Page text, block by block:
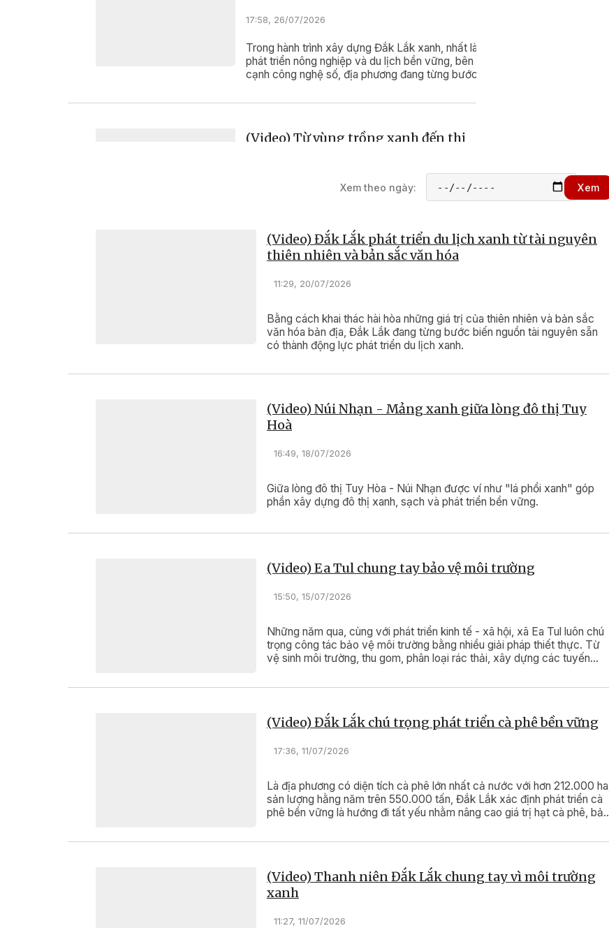
17:58, 26/07/2026
Trong hành trình xây dựng Đắk Lắk xanh, nhất là
phát triển nông nghiệp và du lịch bền vững, bên
cạnh công nghệ số, địa phương đang từng bước
kết nối trải nghiệm thực tế.
(Video) Từ vùng trồng xanh đến thị
toàn bộ quy trình sản xuất và truy xuất nguồn gốc.
Đây cũng là lý do Đắk Lắk đẩy mạnh xây dựng mã
số vùng trồng, phát triển vùng nguyên liệu theo
và sức cạnh tranh của ngành hàng sầu riêng.
Xem theo ngày: Xem
(Video) Đắk Lắk phát triển du lịch xanh từ tài nguyên
thiên nhiên và bản sắc văn hóa
11:29, 20/07/2026
Bằng cách khai thác hài hòa những giá trị của thiên nhiên và bản sắc
văn hóa bản địa, Đắk Lắk đang từng bước biến nguồn tài nguyên sẵn
có thành động lực phát triển du lịch xanh.
(Video) Núi Nhạn - Mảng xanh giữa lòng đô thị Tuy
Hoà
16:49, 18/07/2026
Giữa lòng đô thị Tuy Hòa - Núi Nhạn được ví như "lá phổi xanh" góp
phần xây dựng đô thị xanh, sạch và phát triển bền vững.
(Video) Ea Tul chung tay bảo vệ môi trường
15:50, 15/07/2026
Những năm qua, cùng với phát triển kinh tế - xã hội, xã Ea Tul luôn chú
trọng công tác bảo vệ môi trường bằng nhiều giải pháp thiết thực. Từ
vệ sinh môi trường, thu gom, phân loại rác thải, xây dựng các tuyến
công tác bảo vệ môi trường ngày càng đi vào nền nếp, góp phần xây
(Video) Đắk Lắk chú trọng phát triển cà phê bền vững
17:36, 11/07/2026
Là địa phương có diện tích cà phê lớn nhất cả nước với hơn 212.000 ha,
sản lượng hằng năm trên 550.000 tấn, Đắk Lắk xác định phát triển cà
phê bền vững là hướng đi tất yếu nhằm nâng cao giá trị hạt cà phê, bảo
(Video) Thanh niên Đắk Lắk chung tay vì môi trường
xanh
11:27, 11/07/2026